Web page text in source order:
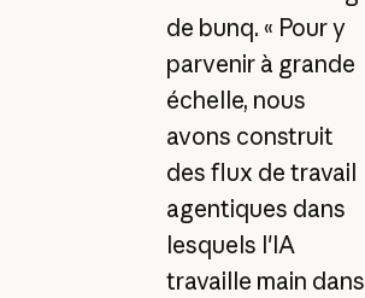
de bunq. « Pour y
parvenir à grande
échelle, nous
avons construit
des flux de travail
agentiques dans
lesquels l'IA
travaille main dans